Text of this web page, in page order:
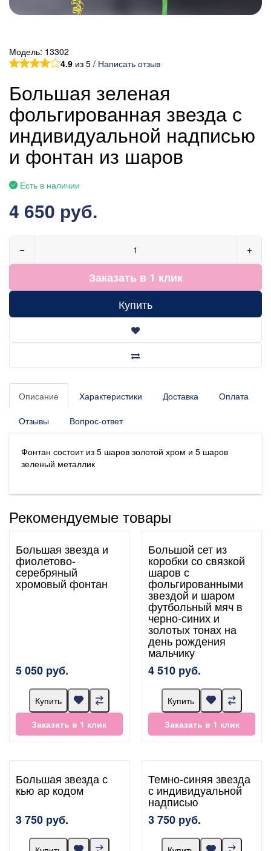
Модель: 13302
4.9 из 5 / Написать отзыв
Большая зеленая
фольгированная звезда с
индивидуальной надписью
и фонтан из шаров
Есть в наличии
4 650 руб.
− +
Заказать в 1 клик
Купить
Описание Характеристики Доставка Оплата
Отзывы Вопрос-ответ
Фонтан состоит из 5 шаров золотой хром и 5 шаров
зеленый металлик
Рекомендуемые товары
Большая звезда и
фиолетово-
серебряный
хромовый фонтан
5 050 руб.
Купить
Заказать в 1 клик
Большой сет из
коробки со связкой
шаров с
фольгированными
звездой и шаром
футбольный мяч в
черно-синих и
золотых тонах на
день рождения
мальчику
4 510 руб.
Купить
Заказать в 1 клик
Большая звезда с
кью ар кодом
3 750 руб.
Темно-синяя звезда
с индивидуальной
надписью
3 750 руб.